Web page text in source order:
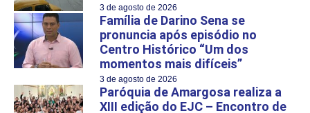
3 de agosto de 2026
Família de Darino Sena se
pronuncia após episódio no
Centro Histórico “Um dos
momentos mais difíceis”
3 de agosto de 2026
Paróquia de Amargosa realiza a
XIII edição do EJC – Encontro de